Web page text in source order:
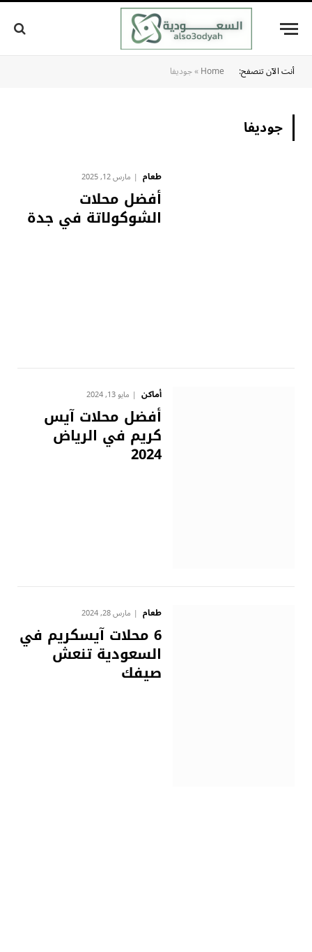
أنت الآن تتصفح: Home
»جوديفا
جوديفا
طعام مارس 12, 2025
أفضل محلات
الشوكولاتة في جدة
أماكن مايو 13, 2024
أفضل محلات آيس
كريم في الرياض
2024
طعام مارس 28, 2024
6 محلات آيسكريم في
السعودية تنعش
صيفك